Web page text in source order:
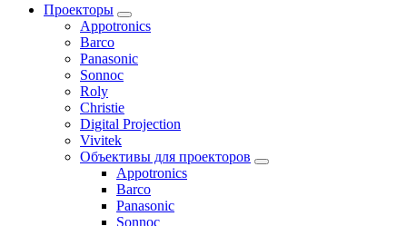
Проекторы
Appotronics
Barco
Panasonic
Sonnoc
Roly
Christie
Digital Projection
Vivitek
Объективы для проекторов
Appotronics
Barco
Panasonic
Sonnoc